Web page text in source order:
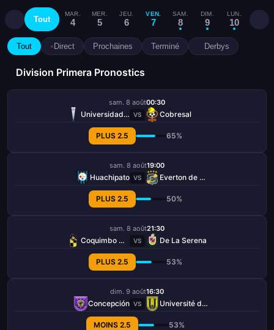
Tout
MAR.
4
MER.
5
JEU.
6
VEN.
7
SAM.
8
DIM.
9
LUN.
10
MAR.
Tout Direct Prochaines Terminé Derbys
Division Primera Pronostics
sam. 8 août00:30
Universidad Católica VS Cobresal
PLUS 2.5 65%
sam. 8 août19:00
Huachipato VS Everton de Vina
PLUS 2.5 50%
sam. 8 août21:30
Coquimbo Unido VS De La Serena
PLUS 2.5 53%
dim. 9 août16:30
Concepción VS Université de Concepción
MOINS 2.5 53%